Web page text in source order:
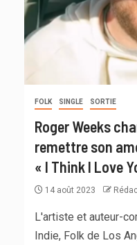
FOLK SINGLE SORTIE
Roger Weeks
remettre son
« I Think I Love
14 août 2023
L'artiste et auteur-
Indie, Folk de Los